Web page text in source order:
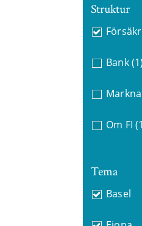
Struktur
Bank (1)
Om FI
Tema
Basel